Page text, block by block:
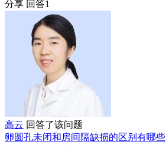
分享 回答1
高云 回答了该问题
卵圆孔未闭和房间隔缺损的区别有哪些